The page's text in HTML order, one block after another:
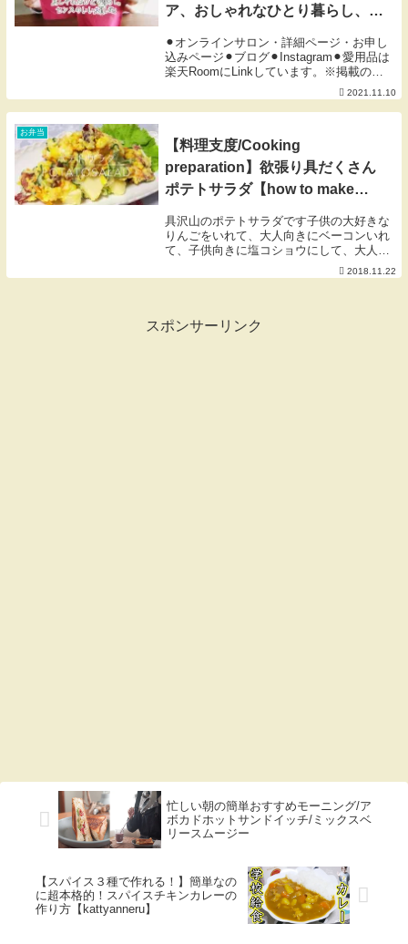
ア、おしゃれなひとり暮らし、楽
⚫︎オンラインサロン・詳細ページ・お申し
込みページ⚫︎ブログ⚫︎Instagram⚫︎愛用品は
楽天RoomにLinkしています。※掲載のな
いものは楽天扱い無しor海外製品等です。
⚫︎about me Hi ! My
2021.11.10
お弁当
【料理支度/Cooking
preparation】欲張り具だくさん
ポテトサラダ【how to make
具沢山のポテトサラダです子供の大好きな
りんごをいれて、大人向きにベーコンいれ
て、子供向きに塩コショウにして、大人向
きにブラックペッパーにしたら具沢山にな
りました皆さんも家族が好きな具材で我が
2018.11.22
スポンサーリンク
忙しい朝の簡単おすすめモーニング/ア
ボカドホットサンドイッチ/ミックスベ
リースムージー
【スパイス３種で作れる！】簡単なの
に超本格的！スパイスチキンカレーの
作り方【kattyanneru】